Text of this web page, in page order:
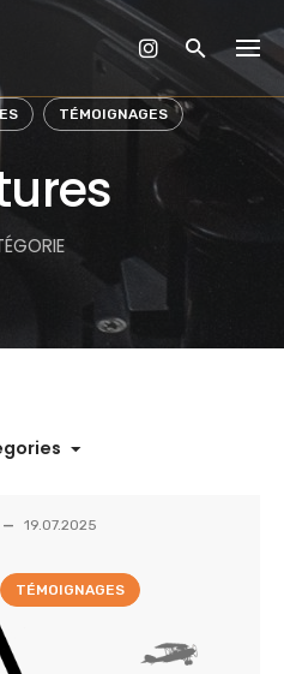
TÉMOIGNAGES
— 19.07.2025
TÉMOIGNAGES